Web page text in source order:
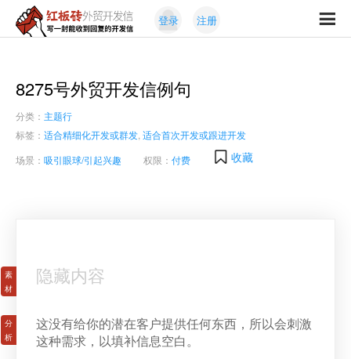
红
外
贸
开
发
信
封
能
收
到
回
登录 注册
8275号外贸开发信例句
分类： 主题行
标签： 适合精细化开发或群发 适合首次开发或跟进开发
场景： 吸引眼球/引起兴趣 权限： 付费 收藏
隐藏内容
这没有给你的潜在客户提供任何东西，所以会刺激
这种需求，以填补信息空白。